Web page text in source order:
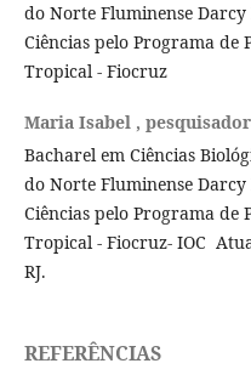
do Norte Fluminense
Ciências pelo Programa de
Tropical - Fiocruz
Maria Isabel ,
Bacharel em Ciências
do Norte Fluminense
Ciências pelo Programa de
Tropical - Fiocruz- IOC
RJ.
REFERÊNCIAS